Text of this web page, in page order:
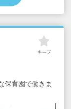
カ月分
キープ
保育園で働きま